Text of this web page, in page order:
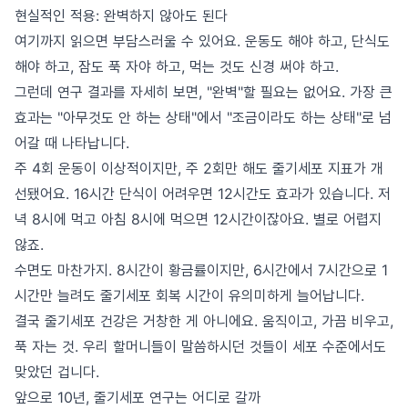
현실적인 적용: 완벽하지 않아도 된다
여기까지 읽으면 부담스러울 수 있어요. 운동도 해야 하고, 단식도
해야 하고, 잠도 푹 자야 하고, 먹는 것도 신경 써야 하고.
그런데 연구 결과를 자세히 보면, "완벽"할 필요는 없어요. 가장 큰
효과는 "아무것도 안 하는 상태"에서 "조금이라도 하는 상태"로 넘
어갈 때 나타납니다.
주 4회 운동이 이상적이지만, 주 2회만 해도 줄기세포 지표가 개
선됐어요. 16시간 단식이 어려우면 12시간도 효과가 있습니다. 저
녁 8시에 먹고 아침 8시에 먹으면 12시간이잖아요. 별로 어렵지
않죠.
수면도 마찬가지. 8시간이 황금률이지만, 6시간에서 7시간으로 1
시간만 늘려도 줄기세포 회복 시간이 유의미하게 늘어납니다.
결국 줄기세포 건강은 거창한 게 아니에요. 움직이고, 가끔 비우고,
푹 자는 것. 우리 할머니들이 말씀하시던 것들이 세포 수준에서도
맞았던 겁니다.
앞으로 10년, 줄기세포 연구는 어디로 갈까